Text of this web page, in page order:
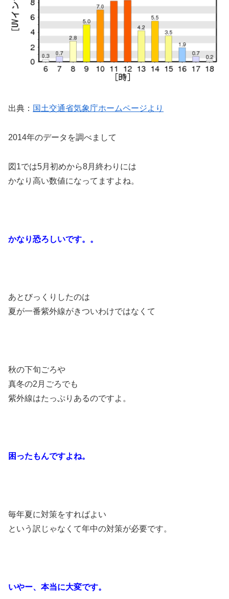
出典： 国土交通省気象庁ホームページより
2014年のデータを調べまして
図1では5月初めから8月終わりには
かなり高い数値になってますよね。
かなり恐ろしいです。。
あとびっくりしたのは
夏が一番紫外線がきついわけではなくて
秋の下旬ごろや
真冬の2月ごろでも
紫外線はたっぷりあるのですよ。
困ったもんですよね。
毎年夏に対策をすればよい
という訳じゃなくて年中の対策が必要です。
いやー、本当に大変です。